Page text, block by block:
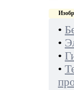
•
•
•
•